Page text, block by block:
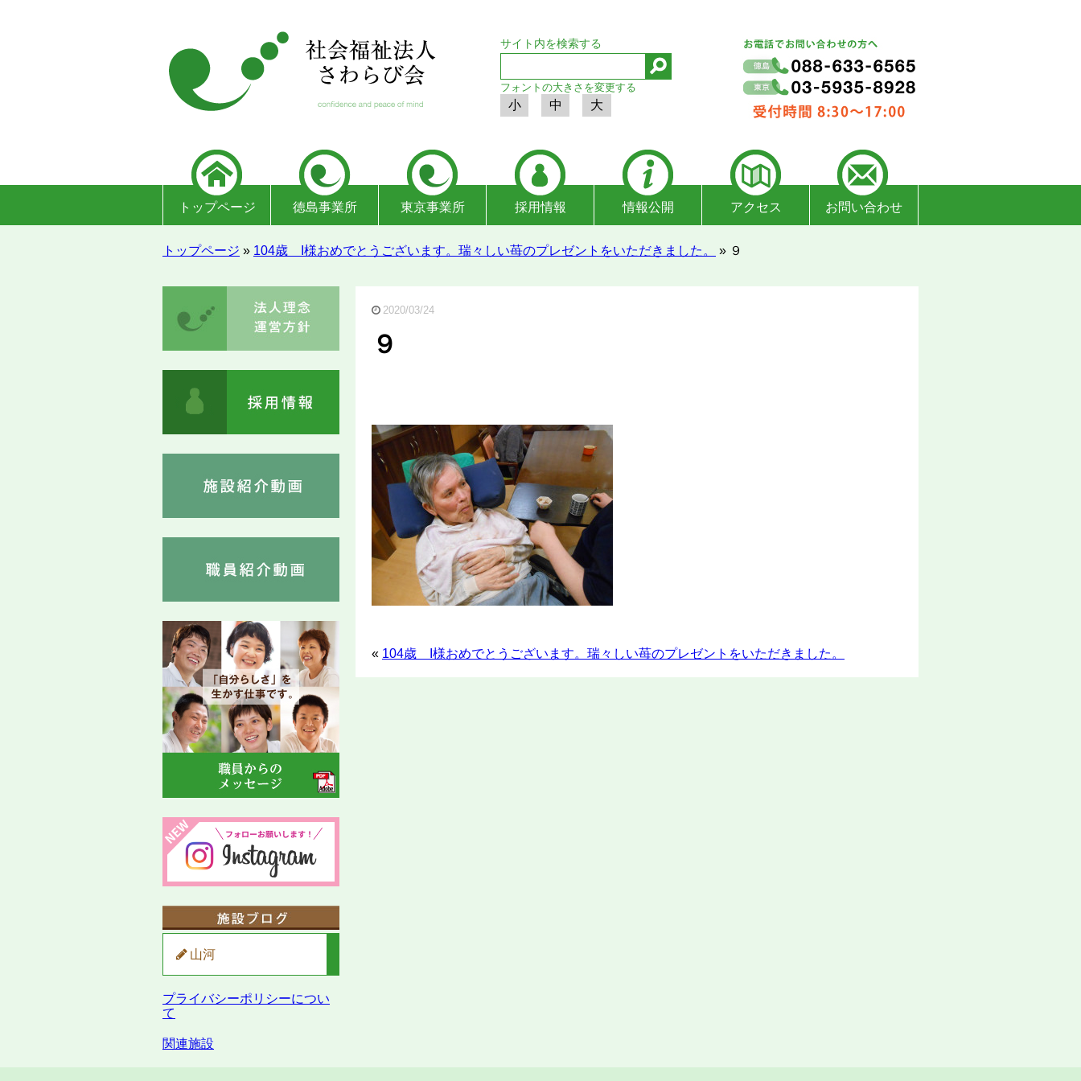
サイト内を検索する
フォントの大きさを変更する
小 中 大
トップページ 徳島事業所 東京事業所 採用情報 情報公開 アクセス お問い合わせ
トップページ » 104歳 I様おめでとうございます。瑞々しい苺のプレゼントをいただきました。 » ９
2020/03/24
９
« 104歳 I様おめでとうございます。瑞々しい苺のプレゼントをいただきました。
山河
プライバシーポリシーについ
て
関連施設